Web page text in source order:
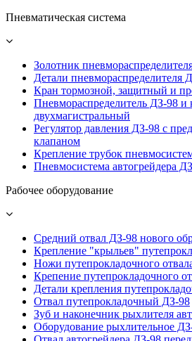
Пневматическая система
Золотник
Детали пневмораспределителя
Кран тормозной, защитный и
Пневмораспределитель ДЗ-98 и
двухмагистральный
Регулятор давления ДЗ-98 с
клапаном
Крепление трубок
Пневмосистема автогрейдера
Рабочее оборудование
Средний отвал ДЗ-98 нового
Крепление "крыльев"
Ножи путепрокладочного
Крепение путепрокладочного
Детали крепления
Отвал путепрокладочный ДЗ-98
Зуб и наконечник рыхлителя
Оборудование рыхлительное